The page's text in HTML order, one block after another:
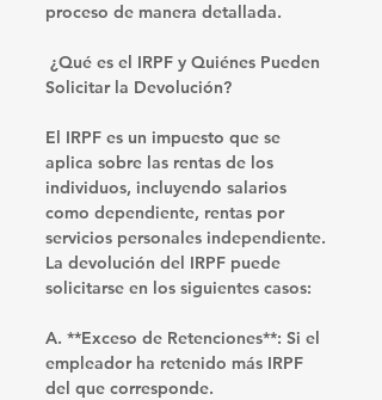
proceso de manera detallada.
¿Qué es el IRPF y Quiénes Pueden
Solicitar la Devolución?
El IRPF es un impuesto que se
aplica sobre las rentas de los
individuos, incluyendo salarios
como dependiente, rentas por
servicios personales independiente.
La devolución del IRPF puede
solicitarse en los siguientes casos:
A. **Exceso de Retenciones**: Si el
empleador ha retenido más IRPF
del que corresponde.